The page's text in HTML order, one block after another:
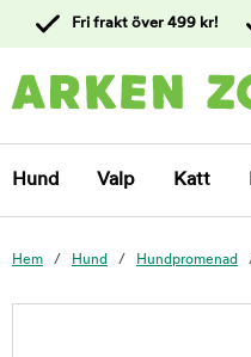
kundtjänst
Fri frakt över 499 kr!
Hund Valp Katt
Hem Hund Hundpromenad